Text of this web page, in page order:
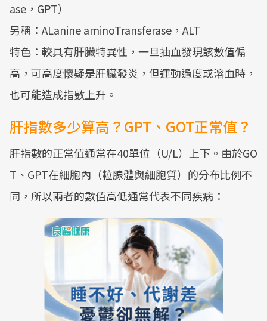
ase，GPT）
另稱：ALanine aminoTransferase，ALT
特色：較具有肝臟特異性，一旦抽血發現該數值偏
高，可高度懷疑是肝臟發炎，但運動過度或溶血時，
也可能造成指數上升。
肝指數多少算高？GPT、GOT正常值？
肝指數的正常值通常在40單位（U/L）上下。由於GO
T、GPT在細胞內（粒腺體與細胞質）的分布比例不
同，所以兩者的數值高低通常代表不同疾病：